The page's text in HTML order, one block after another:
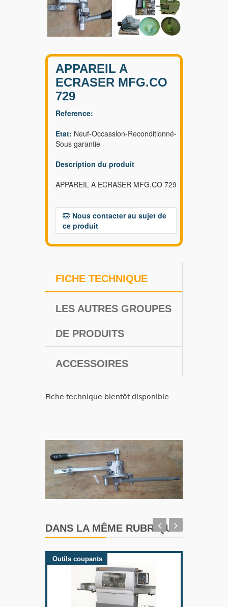
APPAREIL A
ECRASER MFG.CO
729
Reference:
Etat: Neuf-Occassion-Reconditionné-
Sous garantie
Description du produit
APPAREIL A ECRASER MFG.CO 729
Nous contacter au sujet de
ce produit
FICHE TECHNIQUE
LES AUTRES GROUPES
DE PRODUITS
ACCESSOIRES
Fiche technique bientôt disponible
DANS LA MÊME RUBRIQUE
Outils coupants